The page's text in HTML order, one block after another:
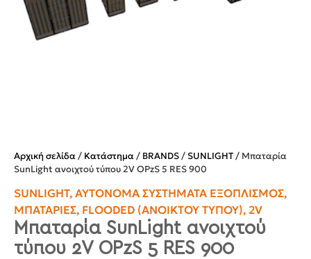
Αρχική σελίδα/ Κατάστημα/ BRANDS/ SUNLIGHT/ Μπαταρία
SunLight ανοιχτού τύπου 2V OPzS 5 RES 900
SUNLIGHT, ΑΥΤΌΝΟΜΑ ΣΥΣΤΉΜΑΤΑ ΕΞΟΠΛΙΣΜΌΣ,
ΜΠΑΤΑΡΊΕΣ, FLOODED (ΑΝΟΙΚΤΟΎ ΤΎΠΟΥ), 2V
Μπαταρία SunLight ανοιχτού
τύπου 2V OPzS 5 RES 900